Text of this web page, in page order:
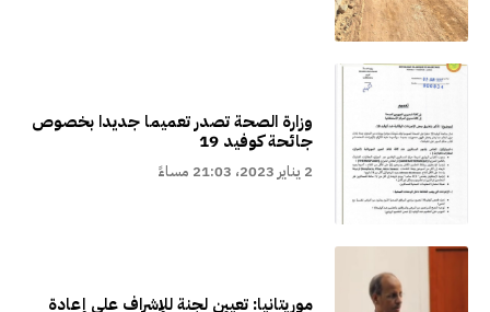
وزارة الصحة تصدر تعميما جديدا بخصوص
جائحة كوفيد 19
2 يناير 2023، 21:03 مساءً
موريتانيا: تعيين لجنة للإشراف على إعادة